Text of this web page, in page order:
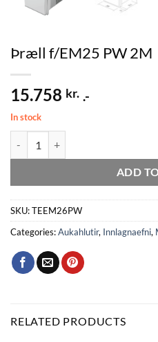
Þræll f/EM25 PW 2M
15.758 kr. .-
In stock
ADD
SKU:TEEM26PW
Categories:Aukahlutir, Innlagnaefni,
RELATED PRODUCTS